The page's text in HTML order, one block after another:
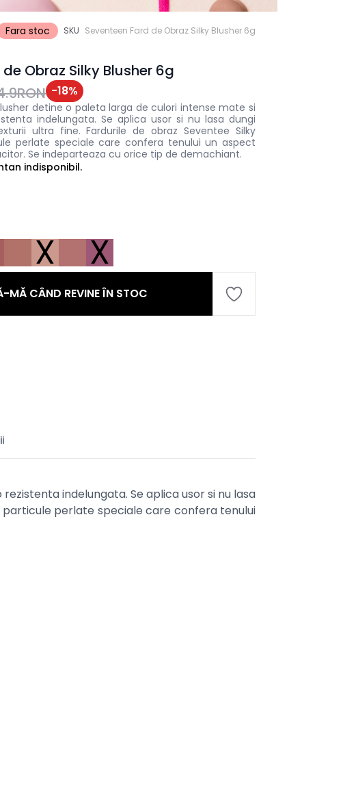
Fara stoc SKU Seventeen Fard de Obraz Silky Blusher 6g
Obraz Silky Blusher 6g
-18%
detine o paleta larga de culori intense mate si
indelungata. Se aplica usor si nu lasa dungi
ultra fine. Fardurile de obraz Seventee Silky
perlate speciale care confera tenului un aspect
Se indeparteaza cu orice tip de demachiant.
indisponibil.
X X
MĂ CÂND REVINE ÎN STOC
indelungata. Se aplica usor si nu lasa
perlate speciale care confera tenului